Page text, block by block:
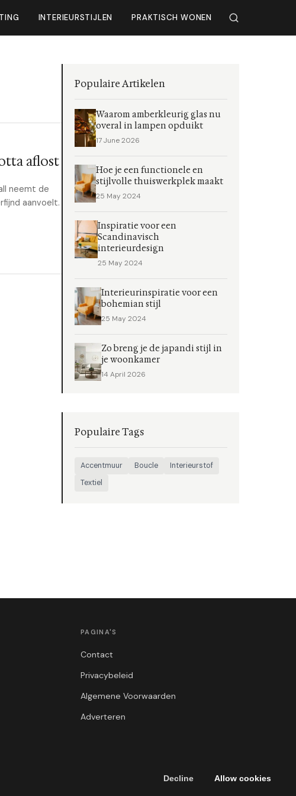
Decline Allow cookies
INTERIEURSTIJLEN PRAKTISCH WONEN
aflost
neemt de
aanvoelt.
Populaire Artikelen
Waarom amberkleurig glas nu
overal in lampen opduikt
17 June 2026
Hoe je een functionele en
stijlvolle thuiswerkplek maakt
25 May 2024
Inspiratie voor een
Scandinavisch
interieurdesign
25 May 2024
Interieurinspiratie voor een
bohemian stijl
25 May 2024
Zo breng je de japandi stijl in
je woonkamer
14 April 2026
Populaire Tags
Accentmuur Boucle
Interieurstof
Textiel
PAGINA'S
Contact
Privacybeleid
Algemene Voorwaarden
Adverteren